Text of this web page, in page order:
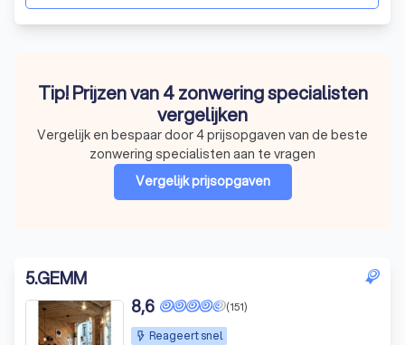
Tip! Prijzen van 4 zonwering specialisten
vergelijken
Vergelijk en bespaar door 4 prijsopgaven van de beste
zonwering specialisten aan te vragen
Vergelijk prijsopgaven
5.GEMM
Reageert snel
(151)
8,6